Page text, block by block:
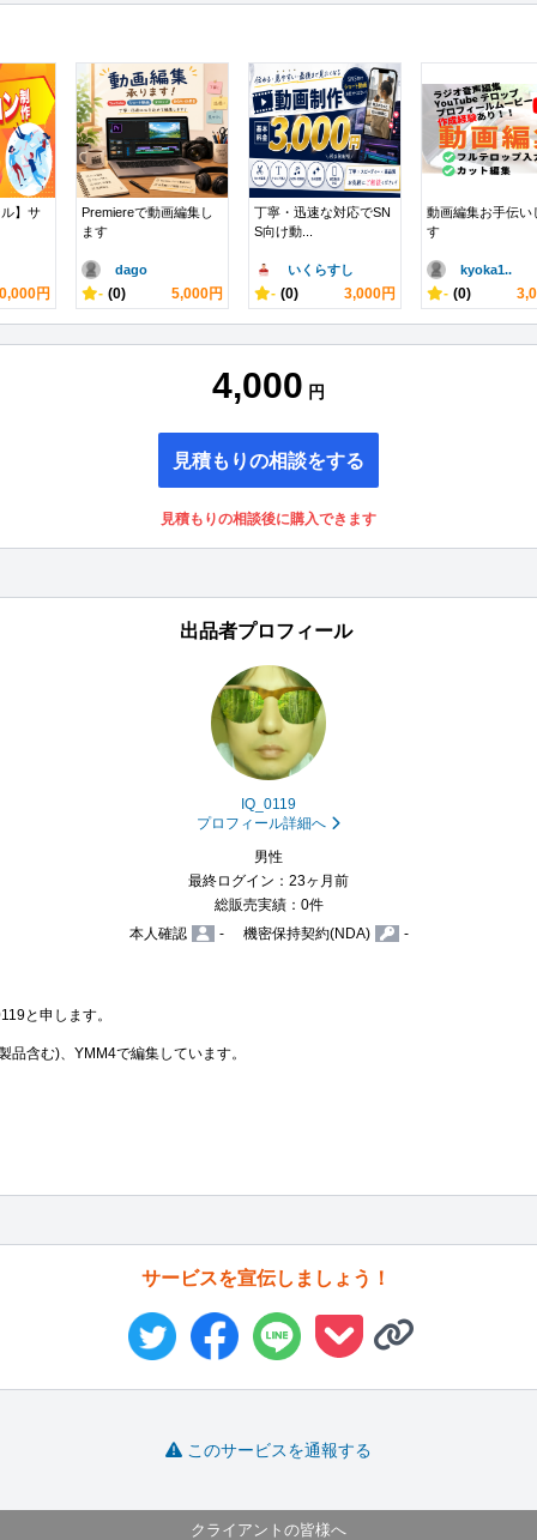
】サ
円
Premiereで動画編集し
ます
dago
- (0) 5,000円
丁寧・迅速な対応でSN
S向け動...
いくらすし
- (0) 3,000円
動画編集お手伝い
す
kyoka1..
- (0)
4,000 円
見積もりの相談をする
見積もりの相談後に購入できます
出品者プロフィール
IQ_0119
プロフィール詳細へ
男性
最終ログイン：23ヶ月前
総販売実績：0件
本人確認
- 機密保持契約(NDA) -
と申します。
含む)、YMM4で編集しています。
サービスを宣伝しましょう！
このサービスを通報する
クライアントの皆様へ